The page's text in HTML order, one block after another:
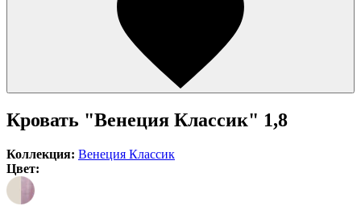
Кровать "Венеция Классик" 1,8
Коллекция: Венеция Классик
Цвет: